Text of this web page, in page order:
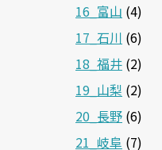
16_富山 (4)
17_石川 (6)
18_福井 (2)
19_山梨 (2)
20_長野 (6)
21_岐阜 (7)